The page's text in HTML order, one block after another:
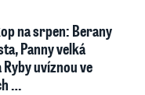
na srpen: Berany
Panny velká
Ryby uvíznou ve
…